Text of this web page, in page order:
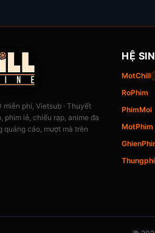
miễn phí, Vietsub · Thuyết
phim lẻ, chiếu rạp, anime đa
quảng cáo, mượt mà trên
HỆ
MotChill
RoPhim
PhimMoi
MotPhim